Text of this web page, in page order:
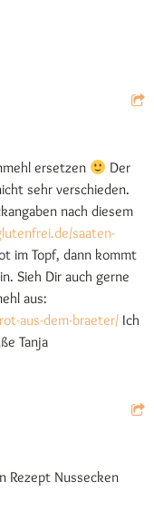
ersetzen
Der
sehr verschieden.
nach diesem
saaten-
im Topf, dann kommt
Sieh Dir auch gerne
aus:
aus-dem-braeter/ Ich
Tanja
Rezept Nussecken